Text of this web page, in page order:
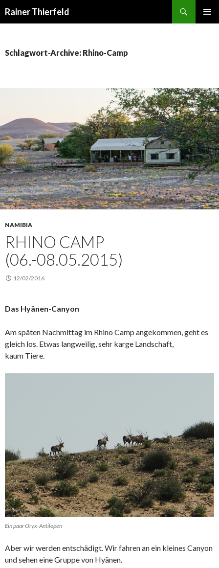
Rainer Thierfeld
Schlagwort-Archive: Rhino-Camp
NAMIBIA
RHINO CAMP
(06.-08.05.2015)
12/02/2016
Das Hyänen-Canyon
Am späten Nachmittag im Rhino Camp angekommen, geht es
gleich los. Etwas langweilig, sehr karge Landschaft,
kaum Tiere.
Ein paar Oryx-Antilopen
Aber wir werden entschädigt. Wir fahren an ein kleines Canyon
und sehen eine Gruppe von Hyänen.